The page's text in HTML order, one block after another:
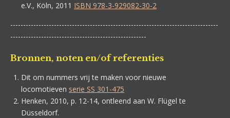
e.V., Köln, 2011 ISBN 978-3-929082-30-2
---------------------------------------------------------------------------------
-----------------------------------------------------
Bronnen, noten en/of referenties
Dit om nummers vrij te maken voor nieuwe
locomotieven serie SS 301-475
Henken, 2010, p. 12-14, ontleend aan W. Flügel te
Düsseldorf.